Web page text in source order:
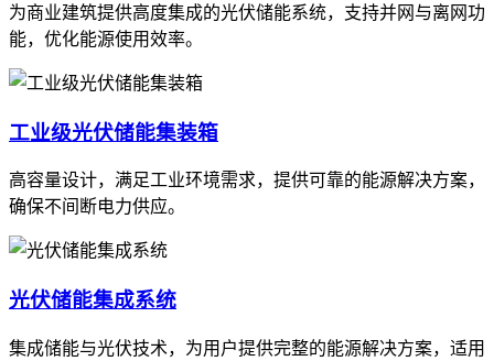
为商业建筑提供高度集成的光伏储能系统，支持并网与离网功
能，优化能源使用效率。
工业级光伏储能集装箱
高容量设计，满足工业环境需求，提供可靠的能源解决方案，
确保不间断电力供应。
光伏储能集成系统
集成储能与光伏技术，为用户提供完整的能源解决方案，适用